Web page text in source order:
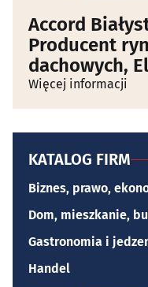
Accord
Producent
dachowych,
Więcej informacji
KATALOG FIRM
Biznes, prawo,
Dom, mieszkanie,
Gastronomia i
Handel